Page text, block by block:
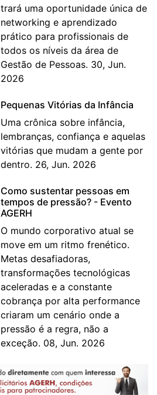
trará uma oportunidade única de
networking e aprendizado
prático para profissionais de
todos os níveis da área de
Gestão de Pessoas. 30, Jun.
2026
Pequenas Vitórias da Infância
Uma crônica sobre infância,
lembranças, confiança e aquelas
vitórias que mudam a gente por
dentro. 26, Jun. 2026
Como sustentar pessoas em
tempos de pressão? - Evento
AGERH
O mundo corporativo atual se
move em um ritmo frenético.
Metas desafiadoras,
transformações tecnológicas
aceleradas e a constante
cobrança por alta performance
criaram um cenário onde a
pressão é a regra, não a
exceção. 08, Jun. 2026